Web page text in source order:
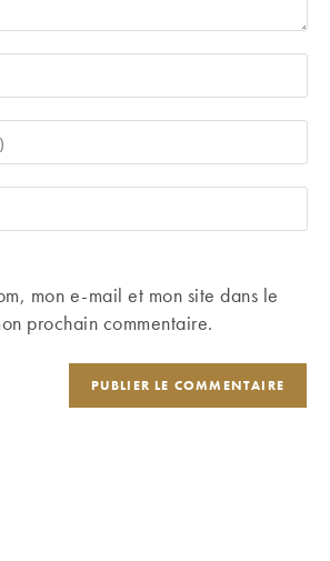
mon e-mail et mon site dans le
prochain commentaire.